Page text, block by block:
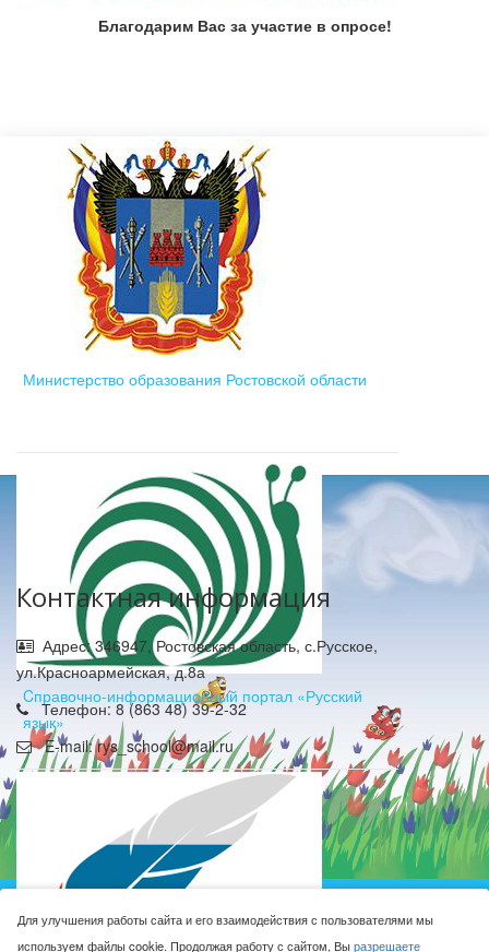
Благодарим Вас за участие в опросе!
Министерство образования Ростовской области
Cправочно-информационный портал «Русский
язык»
Контактная информация
Адрес: 346947, Ростовская область, с.Русское,
ул.Красноармейская, д.8а
Телефон: 8 (863 48) 39-2-32
E-mail: rys_school@mail.ru
учреждение Русская средняя общеобразовательная
Для улучшения работы сайта и его взаимодействия с пользователями мы
используем файлы cookie. Продолжая работу с сайтом, Выразрешаете